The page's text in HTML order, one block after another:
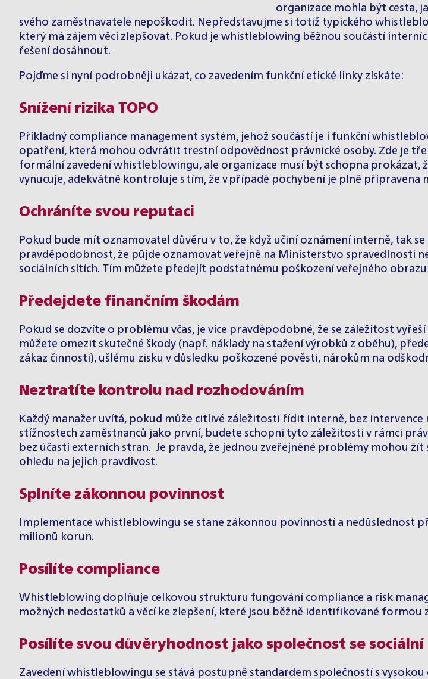
organizace mohla být cesta,
svého zaměstnavatele nepoškodit. Nepředstavujme si totiž typického
který má zájem věci zlepšovat. Pokud je whistleblowing běžnou součástí
řešení dosáhnout.
Pojďme si nyní podrobněji ukázat, co zavedením funkční etické linky získáte:
Snížení rizika TOPO
Příkladný compliance management systém, jehož součástí je i funkční
opatření, která mohou odvrátit trestní odpovědnost právnické osoby. Zde je
formální zavedení whistleblowingu, ale organizace musí být schopna
vynucuje, adekvátně kontroluje s tím, že v případě pochybení je plně připravena
Ochráníte svou reputaci
Pokud bude mít oznamovatel důvěru v to, že když učiní oznámení interně, tak
pravděpodobnost, že půjde oznamovat veřejně na Ministerstvo spravedlnosti
sociálních sítích. Tím můžete předejít podstatnému poškození veřejného
Předejdete finančním škodám
Pokud se dozvíte o problému včas, je více pravděpodobné, že se záležitost
můžete omezit skutečné škody (např. náklady na stažení výrobků z oběhu),
zákaz činnosti), ušlému zisku v důsledku poškozené pověsti, nárokům na
Neztratíte kontrolu nad rozhodováním
Každý manažer uvítá, pokud může citlivé záležitosti řídit interně, bez
stížnostech zaměstnanců jako první, budete schopni tyto záležitosti v rámci
bez účasti externích stran. Je pravda, že jednou zveřejněné problémy mohou
ohledu na jejich pravdivost.
Splníte zákonnou povinnost
Implementace whistleblowingu se stane zákonnou povinností a nedůslednost
milionů korun.
Posílíte compliance
Whistleblowing doplňuje celkovou strukturu fungování compliance a risk
možných nedostatků a věcí ke zlepšení, které jsou běžně identifikované formou
Posílíte svou důvěryhodnost jako společnost se
Zavedení whistleblowingu se stává postupně standardem společností s